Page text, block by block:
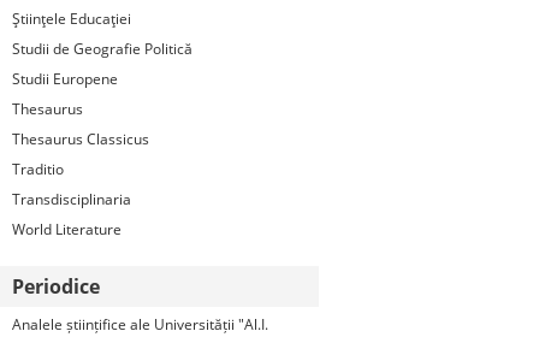
Ştiinţele Educaţiei
Studii de Geografie Politică
Studii Europene
Thesaurus
Thesaurus Classicus
Traditio
Transdisciplinaria
World Literature
Periodice
Analele științifice ale Universității "Al.I.